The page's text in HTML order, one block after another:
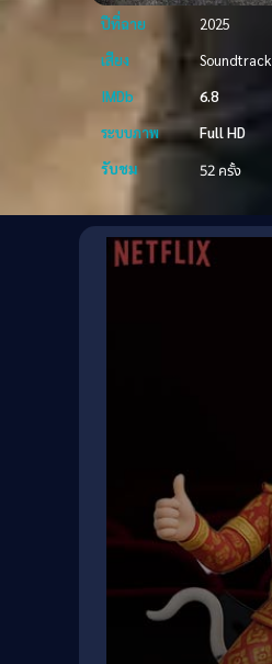
ปีที่ฉาย
2025
เสียง
Soundtrack
IMDb
6.8
ระบบภาพ
Full HD
รับชม
52 ครั้ง